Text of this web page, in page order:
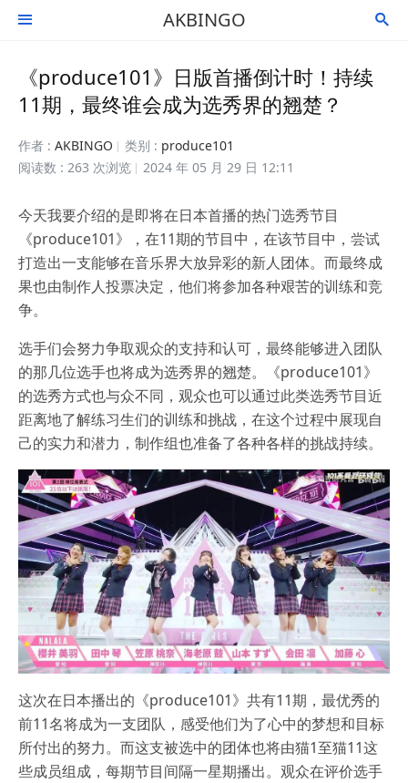
 AKBINGO 
《produce101》日版首播倒计时！持续
11期，最终谁会成为选秀界的翘楚？
作者 : AKBINGO 类别 : produce101
阅读数 : 263 次浏览
2024 年 05 月 29 日 12:11
今天我要介绍的是即将在日本首播的热门选秀节目
《produce101》，在11期的节目中，在该节目中，尝试
打造出一支能够在音乐界大放异彩的新人团体。而最终成
果也由制作人投票决定，他们将参加各种艰苦的训练和竞
争。
选手们会努力争取观众的支持和认可，最终能够进入团队
的那几位选手也将成为选秀界的翘楚。《produce101》
的选秀方式也与众不同，观众也可以通过此类选秀节目近
距离地了解练习生们的训练和挑战，在这个过程中展现自
己的实力和潜力，制作组也准备了各种各样的挑战持续。
这次在日本播出的《produce101》共有11期，最优秀的
前11名将成为一支团队，感受他们为了心中的梦想和目标
所付出的努力。而这支被选中的团体也将由猫1至猫11这
些成员组成，每期节目间隔一星期播出。观众在评价选手